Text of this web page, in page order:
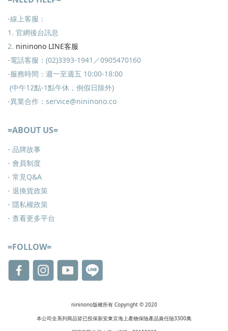
-線上客服：
1. 官網後台訊息
2. nininono LINE客服
-電話客服：(02)3393-1941／0905470160
-服務時間：週一至週五 10:00-18:00
(中午12點-1點午休，例假日除外)
-異業合作：service@nininono.co
=ABOUT US=
- 品牌故事
- 會員制度
- 常見Q&A
- 退換貨政策
- 隱私權政策
- 查看更多平台
=FOLLOW=
nininono版權所有 Copyright © 2020
本公司全系列商品皆已投保新安東京海上產物保險產品責任險3300萬